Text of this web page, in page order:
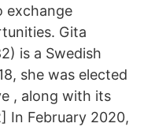
exchange
Gita
is a Swedish
she was elected
, along with its
In February 2020,